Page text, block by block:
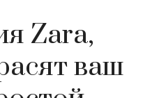
Zara,
ваш